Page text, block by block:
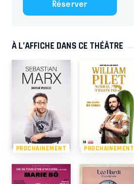
Réserver
À L’AFFICHE DANS CE THÉÂTRE
PROCHAINEMENT PROCHAINEMENT